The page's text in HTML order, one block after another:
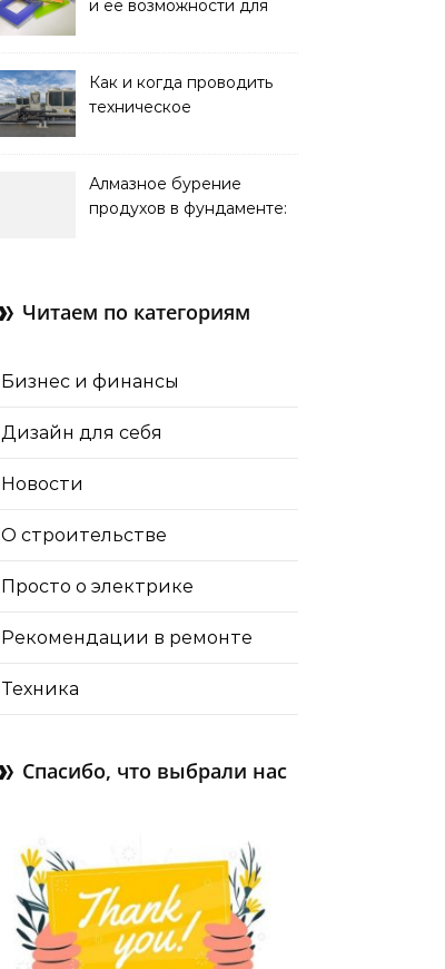
и ее возможности для
Как и когда проводить
техническое
Алмазное бурение
продухов в фундаменте:
Читаем по категориям
Бизнес и финансы
Дизайн для себя
Новости
О строительстве
Просто о электрике
Рекомендации в ремонте
Техника
Спасибо, что выбрали нас